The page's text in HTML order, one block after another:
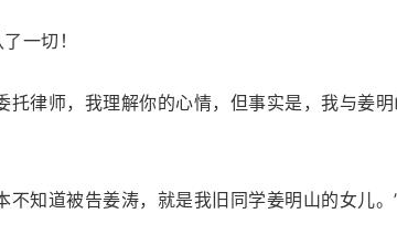
一切！
托律师，我理解你的心情，但事实是，我与姜
不知道被告姜涛，就是我旧同学姜明山的女儿。